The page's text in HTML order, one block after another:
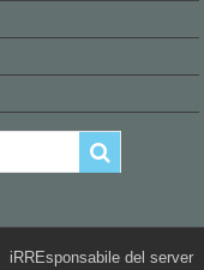
iRREsponsabile del server